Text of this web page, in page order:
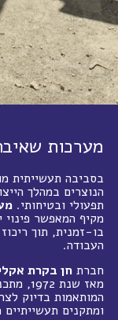
מערכות
בסביבה תעשייתית
הנוצרים במהלך
תפעולי ובטיחותי.
מקיף המאפשר פינוי
בו-זמנית, תוך
העבודה.
חברת חן בקרת
מאז
המותאמות בדיוק
ומתקנים תעשייתיים